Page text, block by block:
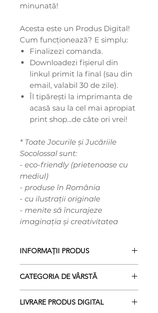
minunată!
Acesta este un Produs Digital!
Cum funcționează? E simplu:
Finalizezi comanda.
Downloadezi fișierul din
linkul primit la final (sau din
email, valabil 30 de zile).
Îl tipărești la imprimanta de
acasă sau la cel mai apropiat
print shop...de câte ori vrei!
* Toate Jocurile și Jucăriile
Socolossal sunt:
- eco-friendly (prietenoase cu
mediul)
- produse în România
- cu ilustrații originale
- menite să încurajeze
imaginația și creativitatea
INFORMAȚII PRODUS
format.PDF!*
E gata de tipărit la imprimanta de
acasă sau la print shop-ul local.
CATEGORIA DE VÂRSTĂ
(ancorat într-un mod adecvat
LIVRARE PRODUS DIGITAL